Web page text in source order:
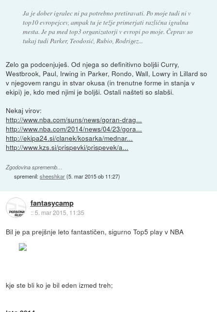
Ja je dober igralec ni pa potrebno pretiravati. Po moje tudi ni v
top10 evropejcev, ampak tu je težje primerjati različna igralna
mesta. Je pa med top3 organizatorji v evropi po moje. Čeprav so
tukaj tudi Parker, Teodosić, Rubio, Rodrigez...
Zelo ga podcenjuješ. Od njega so definitivno boljši Curry,
Westbrook, Paul, Irwing in Parker, Rondo, Wall, Lowry in Lillard so
v njegovem rangu in stvar okusa (in trenutne forme in stanja v
ekipi) je, kdo med njimi je boljši. Ostali našteti so slabši.
Nekaj virov:
http://www.nba.com/suns/news/goran-drag...
http://www.nba.com/2014/news/04/23/gora...
http://ekipa24.si/clanek/kosarka/mednar...
http://www.kzs.si/prispevki/prispevek/a...
Zgodovina sprememb…
spremenil:sheeshkar(5. mar 2015 ob 11:27)
fantasycamp
::5. mar 2015, 11:35
Bil je pa prejšnje leto fantastičen, sigurno Top5 play v NBA
kje ste bli ko je bil eden izmed treh;